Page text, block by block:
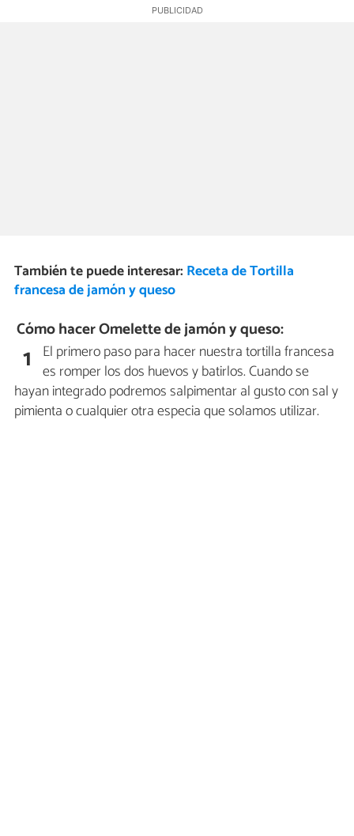
También te puede interesar: Receta de Tortilla
francesa de jamón y queso
Cómo hacer Omelette de jamón y queso:
1 El primero paso para hacer nuestra tortilla francesa
es romper los dos huevos y batirlos. Cuando se
hayan integrado podremos salpimentar al gusto con sal y
pimienta o cualquier otra especia que solamos utilizar.